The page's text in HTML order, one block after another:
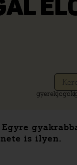
gyerekjogok
is ilyen.